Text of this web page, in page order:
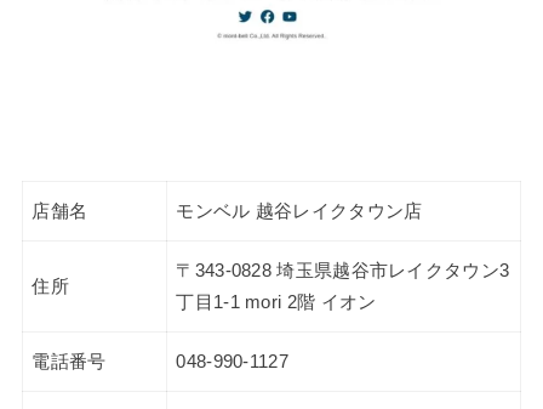
店舗名 モンベル 越谷レイクタウン店
住所
〒343-0828 埼玉県越谷市レイクタウン3
丁目1-1 mori 2階 イオン
電話番号 048-990-1127